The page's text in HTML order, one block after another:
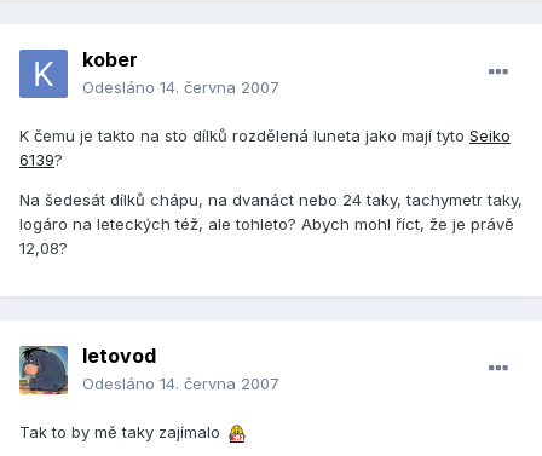
kober
Odesláno 14. června 2007
K čemu je takto na sto dílků rozdělená luneta jako mají tyto Seiko
6139?
Na šedesát dílků chápu, na dvanáct nebo 24 taky, tachymetr taky,
logáro na leteckých též, ale tohleto? Abych mohl říct, že je právě
12,08?
letovod
Odesláno 14. června 2007
Tak to by mě taky zajímalo